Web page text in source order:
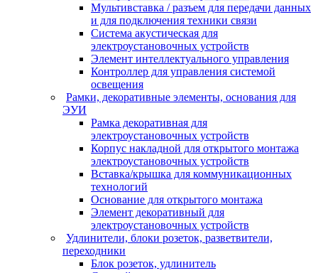
Мультивставка / разъем для передачи данных
и для подключения техники связи
Система акустическая для
электроустановочных устройств
Элемент интеллектуального управления
Контроллер для управления системой
освещения
Рамки, декоративные элементы, основания для
ЭУИ
Рамка декоративная для
электроустановочных устройств
Корпус накладной для открытого монтажа
электроустановочных устройств
Вставка/крышка для коммуникационных
технологий
Основание для открытого монтажа
Элемент декоративный для
электроустановочных устройств
Удлинители, блоки розеток, разветвители,
переходники
Блок розеток, удлинитель